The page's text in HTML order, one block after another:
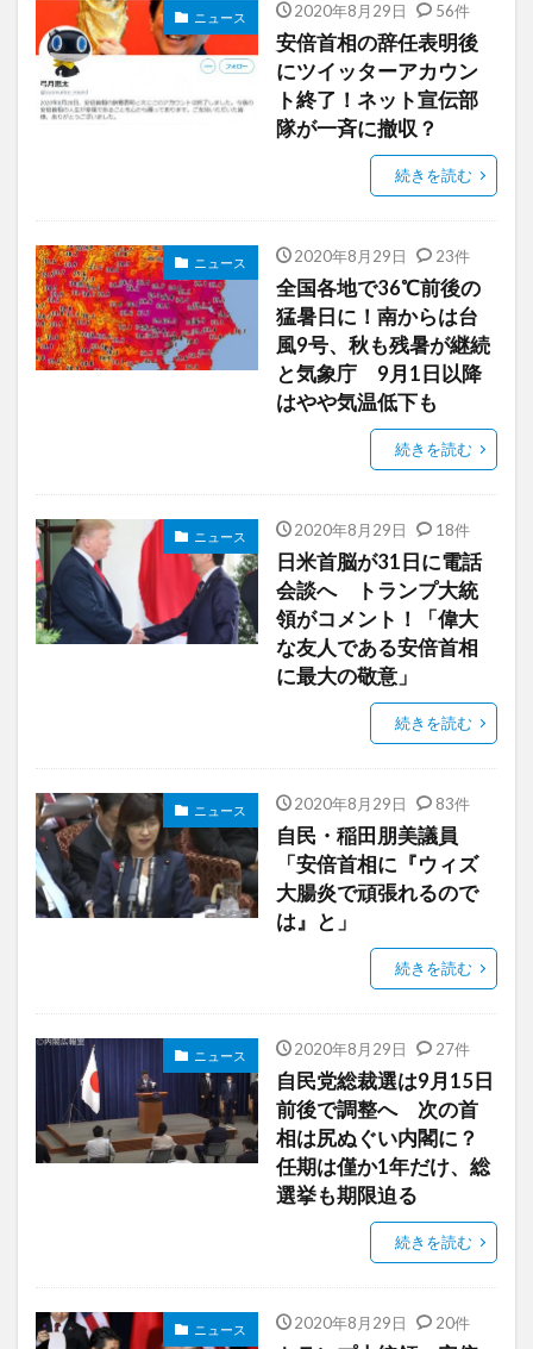
ニュース 2020年8月29日 56件
安倍首相の辞任表明後
にツイッターアカウン
ト終了！ネット宣伝部
隊が一斉に撤収？
続きを読む
ニュース 2020年8月29日 23件
全国各地で36℃前後の
猛暑日に！南からは台
風9号、秋も残暑が継続
と気象庁 9月1日以降
はやや気温低下も
続きを読む
ニュース 2020年8月29日 18件
日米首脳が31日に電話
会談へ トランプ大統
領がコメント！「偉大
な友人である安倍首相
に最大の敬意」
続きを読む
ニュース 2020年8月29日 83件
自民・稲田朋美議員
「安倍首相に『ウィズ
大腸炎で頑張れるので
は』と」
続きを読む
ニュース 2020年8月29日 27件
自民党総裁選は9月15日
前後で調整へ 次の首
相は尻ぬぐい内閣に？
任期は僅か1年だけ、総
選挙も期限迫る
続きを読む
ニュース 2020年8月29日 20件